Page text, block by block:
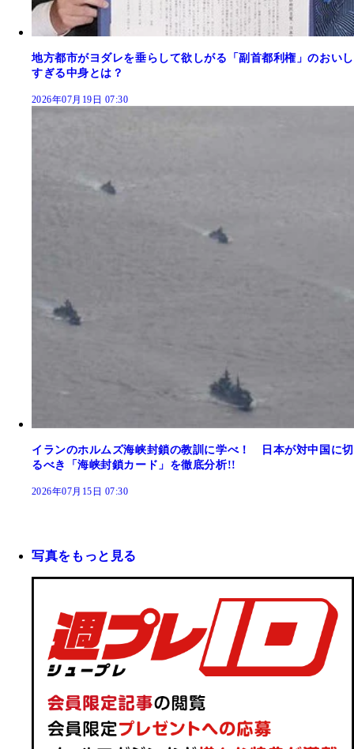
地方都市がヨダレを垂らして欲しがる「副首都利権」のおいし
すぎる中身とは？
2026年07月19日 07:30
イランのホルムズ海峡封鎖の教訓に学べ！ 日本が対中国に切
るべき「海峡封鎖カード」を徹底分析!!
2026年07月15日 07:30
写真をもっと見る